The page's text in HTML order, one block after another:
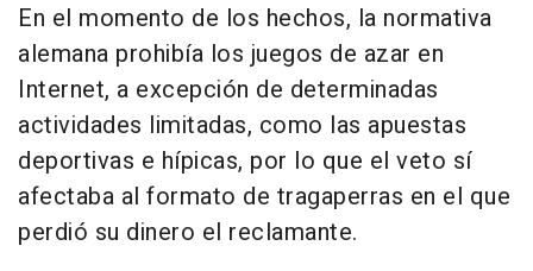
En el momento de los hechos, la normativa
alemana prohibía los juegos de azar en
Internet, a excepción de determinadas
actividades limitadas, como las apuestas
deportivas e hípicas, por lo que el veto sí
afectaba al formato de tragaperras en el que
perdió su dinero el reclamante.